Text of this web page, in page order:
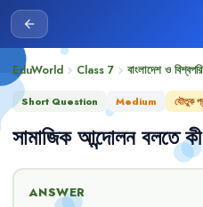
arrow_back
EduWorld chevron_right Class 7 chevron_right বাংলাদেশ ও
Short Question Medium যৌতুক
সামাজিক আন্দোলন বলতে কী
ANSWER